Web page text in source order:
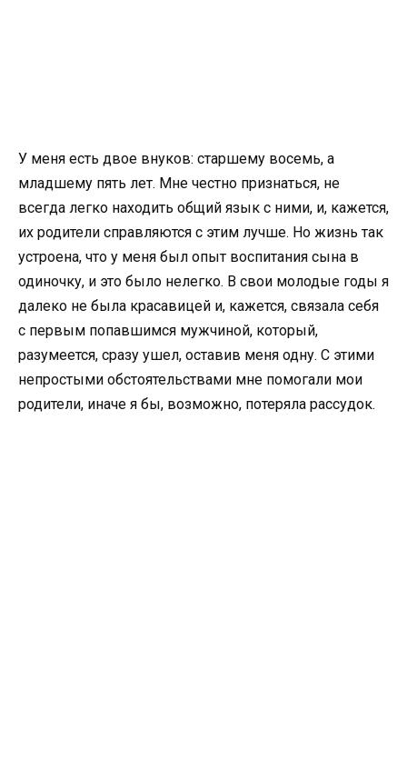
У меня есть двое внуков: старшему восемь, а
младшему пять лет. Мне честно признаться, не
всегда легко находить общий язык с ними, и, кажется,
их родители справляются с этим лучше. Но жизнь так
устроена, что у меня был опыт воспитания сына в
одиночку, и это было нелегко. В свои молодые годы я
далеко не была красавицей и, кажется, связала себя
с первым попавшимся мужчиной, который,
разумеется, сразу ушел, оставив меня одну. С этими
непростыми обстоятельствами мне помогали мои
родители, иначе я бы, возможно, потеряла рассудок.